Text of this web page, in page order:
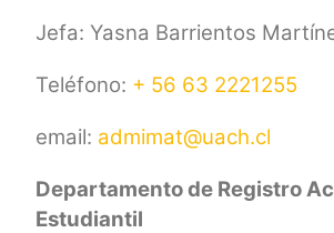
Jefa: Yasna Barrientos
Teléfono: + 56 63 2221255
email: admimat@uach.cl
Departamento de Registro
Estudiantil